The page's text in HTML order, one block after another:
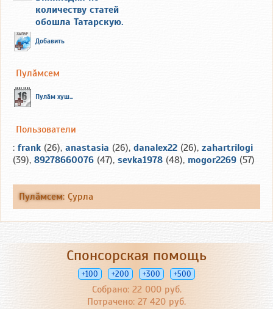
количеству статей
обошла Татарскую.
Добавить
Пулăмсем
Пулăм хуш...
Пользователи
: frank (26), anastasia (26), danalex22 (26), zahartrilogi
(39), 89278660076 (47), sevka1978 (48), mogor2269 (57)
Пулăмсем: Çурла
Спонсорская помощь
+100 +200 +300 +500
Собрано: 22 000 руб.
Потрачено: 27 420 руб.